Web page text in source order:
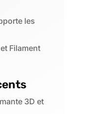
les
Filament
3D et